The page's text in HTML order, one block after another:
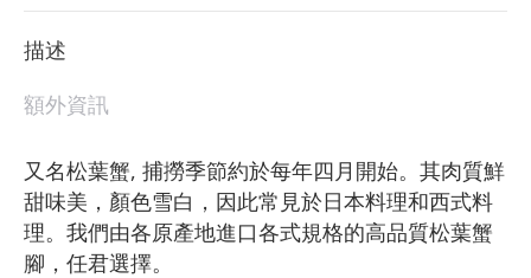
描述
額外資訊
又名松葉蟹, 捕撈季節約於每年四月開始。其肉質鮮
甜味美，顏色雪白，因此常見於日本料理和西式料
理。我們由各原產地進口各式規格的高品質松葉蟹
腳，任君選擇。